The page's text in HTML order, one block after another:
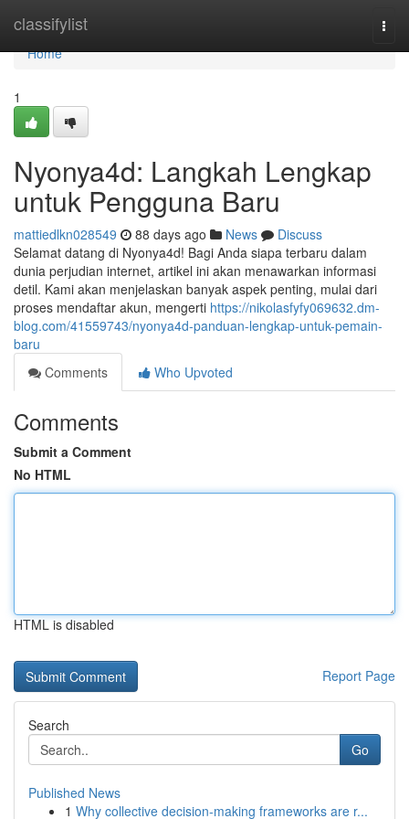
classifylist
Home
Home
1
Nyonya4d: Langkah Lengkap
untuk Pengguna Baru
mattiedlkn028549 88 days ago News
Discuss
Selamat datang di Nyonya4d! Bagi Anda siapa terbaru dalam
dunia perjudian internet, artikel ini akan menawarkan informasi
detil. Kami akan menjelaskan banyak aspek penting, mulai dari
proses mendaftar akun, mengerti https://nikolasfyfy069632.dm-
blog.com/41559743/nyonya4d-panduan-lengkap-untuk-pemain-
baru
Comments
Who Upvoted
Comments
Submit a Comment
No HTML
HTML is disabled
Report Page
Search
Go
Published News
1 Why collective decision-making frameworks are r...